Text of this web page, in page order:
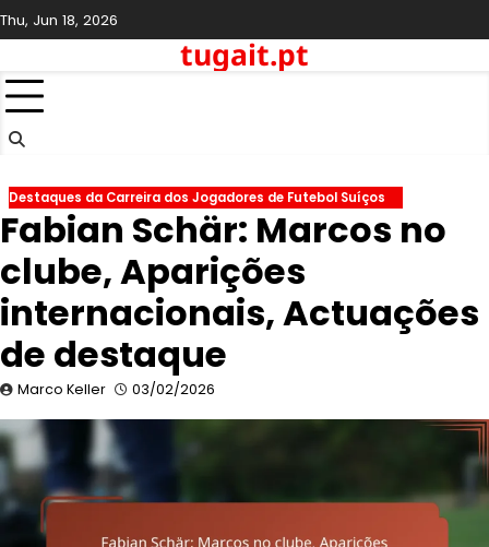
Skip
to
Thu, Jun 18, 2026
tugait.pt
Destaques da Carreira dos Jogadores de Futebol Suíços
Fabian Schär: Marcos no
clube, Aparições
internacionais, Actuações
de destaque
Marco Keller 03/02/2026